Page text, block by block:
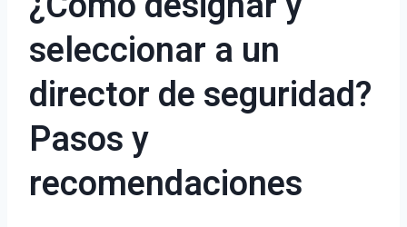
seleccionar a un
director de seguridad?
Pasos y
recomendaciones